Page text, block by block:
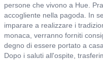
persone che vivono a Hue.
accogliente nella pagoda. In
imparare a realizzare i
monaca, verranno forniti
degno di essere portato a casa.
Dopo i saluti all'ospite,